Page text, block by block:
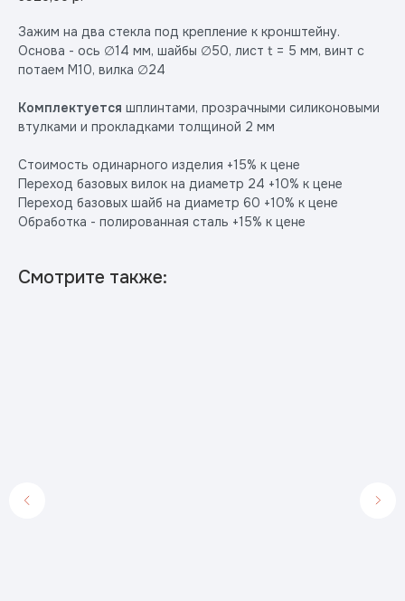
Зажим на два стекла под крепление к кронштейну.
Основа - ось ∅14 мм, шайбы ∅50, лист t = 5 мм, винт с
потаем М10, вилка ∅24
Комплектуется шплинтами, прозрачными силиконовыми
втулками и прокладками толщиной 2 мм
Стоимость одинарного изделия +15% к цене
Переход базовых вилок на диаметр 24 +10% к цене
Переход базовых шайб на диаметр 60 +10% к цене
Обработка - полированная сталь +15% к цене
Смотрите также: